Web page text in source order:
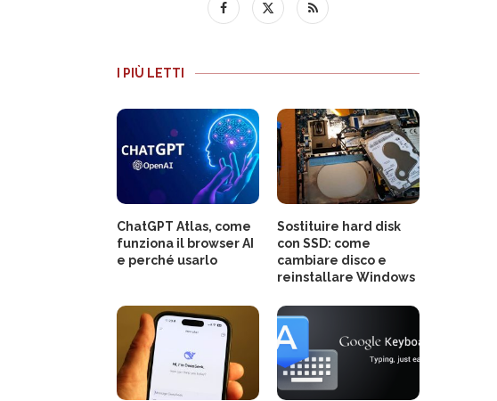
I PIÙ LETTI
ChatGPT Atlas, come
funziona il browser AI
e perché usarlo
Sostituire hard disk
con SSD: come
cambiare disco e
reinstallare Windows